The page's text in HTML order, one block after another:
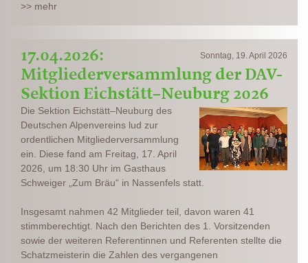
>> mehr
Sonntag, 19. April 2026
17.04.2026:
Mitgliederversammlung der DAV-
Sektion Eichstätt–Neuburg 2026
Die Sektion Eichstätt–Neuburg des
Deutschen Alpenvereins lud zur
ordentlichen Mitgliederversammlung
ein. Diese fand am Freitag, 17. April
2026, um 18:30 Uhr im Gasthaus
Schweiger „Zum Bräu“ in Nassenfels statt.
Insgesamt nahmen 42 Mitglieder teil, davon waren 41
stimmberechtigt. Nach den Berichten des 1. Vorsitzenden
sowie der weiteren Referentinnen und Referenten stellte die
Schatzmeisterin die Zahlen des vergangenen